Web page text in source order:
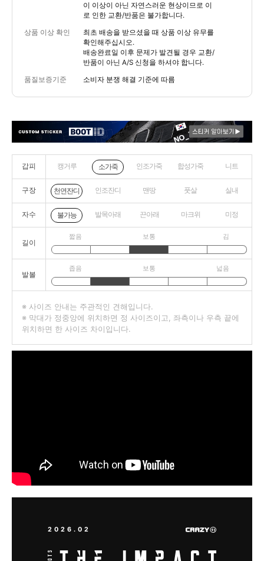
이 이상이 아닌 자연스러운 현상이므로 이
로 인한 교환/반품은 불가합니다.
상품 이상 확인
최초 배송을 받으셨을 때 상품 이상 유무를
확인해주십시오.
배송완료일 이후 문제가 발견될 경우 교환/
반품이 아닌 A/S 신청을 하셔야 합니다.
품질보증기준 소비자 분쟁 해결 기준에 따름
갑피 캥거루 소가죽 인조가죽 합성가죽 니트
구장 천연잔디 인조잔디 맨땅 풋살 실내
자수 불가능 발목아래 끈아래 마크위 미정
길이
짧음 보통 김
발볼
좁음 보통 넓음
※ 사이즈 안내는 주관적인 견해입니다.
※ 막대가 정중앙에 위치하면 정 사이즈이고, 좌측이나 우측 끝에
위치하면 한 사이즈 차이입니다.
2026.02